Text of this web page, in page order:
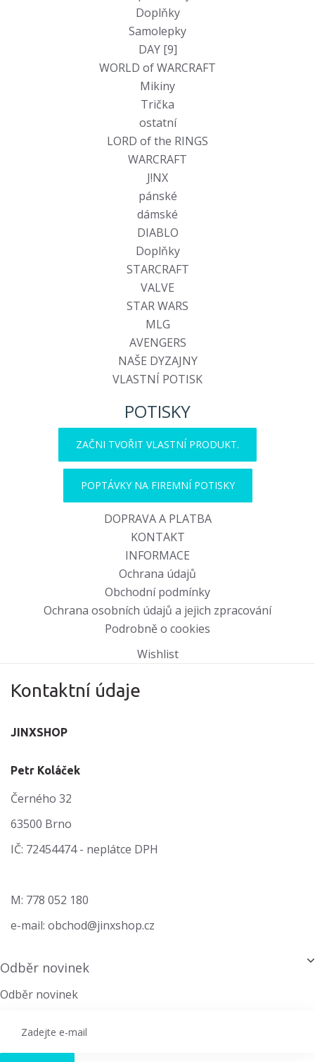
Doplňky
Samolepky
DAY [9]
WORLD of WARCRAFT
Mikiny
Trička
ostatní
LORD of the RINGS
WARCRAFT
J!NX
pánské
dámské
DIABLO
Doplňky
STARCRAFT
VALVE
STAR WARS
MLG
AVENGERS
NAŠE DYZAJNY
VLASTNÍ POTISK
POTISKY
ZAČNI TVOŘIT VLASTNÍ PRODUKT.
POPTÁVKY NA FIREMNÍ POTISKY
DOPRAVA A PLATBA
KONTAKT
INFORMACE
Ochrana údajů
Obchodní podmínky
Ochrana osobních údajů a jejich zpracování
Podrobně o cookies
Wishlist
Kontaktní údaje
JINXSHOP
Petr Koláček
Černého 32
63500 Brno
IČ: 72454474 - neplátce DPH
M: 778 052 180
e-mail: obchod@jinxshop.cz
Odběr novinek
Odběr novinek